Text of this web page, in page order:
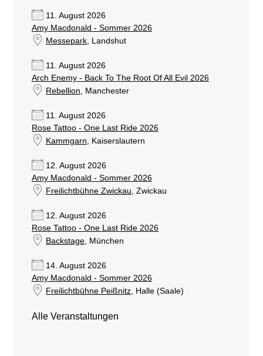
11. August 2026
Amy Macdonald - Sommer 2026
Messepark, Landshut
11. August 2026
Arch Enemy - Back To The Root Of All Evil 2026
Rebellion , Manchester
11. August 2026
Rose Tattoo - One Last Ride 2026
Kammgarn , Kaiserslautern
12. August 2026
Amy Macdonald - Sommer 2026
Freilichtbühne Zwickau , Zwickau
12. August 2026
Rose Tattoo - One Last Ride 2026
Backstage, München
14. August 2026
Amy Macdonald - Sommer 2026
Freilichtbühne Peißnitz, Halle (Saale)
Alle Veranstaltungen